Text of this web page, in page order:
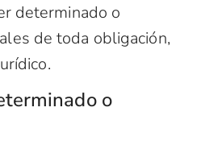
determinado o
de toda obligación,
o